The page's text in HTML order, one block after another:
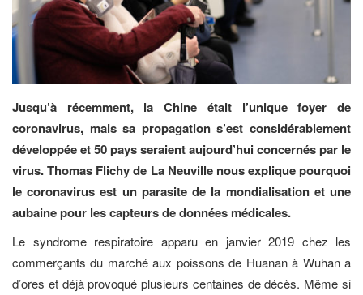
Jusqu’à récemment, la Chine était l’unique foyer de
coronavirus, mais sa propagation s’est considérablement
développée et 50 pays seraient aujourd’hui concernés par le
virus. Thomas Flichy de La Neuville nous explique pourquoi
le coronavirus est un parasite de la mondialisation et une
aubaine pour les capteurs de données médicales.
Le syndrome respiratoire apparu en janvier 2019 chez les
commerçants du marché aux poissons de Huanan à Wuhan a
d’ores et déjà provoqué plusieurs centaines de décès. Même si